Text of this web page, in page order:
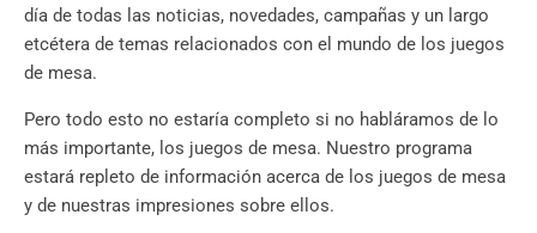
día de todas las noticias, novedades, campañas y un largo
etcétera de temas relacionados con el mundo de los juegos
de mesa.
Pero todo esto no estaría completo si no habláramos de lo
más importante, los juegos de mesa. Nuestro programa
estará repleto de información acerca de los juegos de mesa
y de nuestras impresiones sobre ellos.